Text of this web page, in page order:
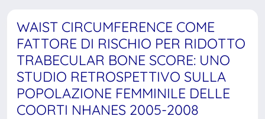
WAIST CIRCUMFERENCE COME
FATTORE DI RISCHIO PER RIDOTTO
TRABECULAR BONE SCORE: UNO
STUDIO RETROSPETTIVO SULLA
POPOLAZIONE FEMMINILE DELLE
COORTI NHANES 2005-2008